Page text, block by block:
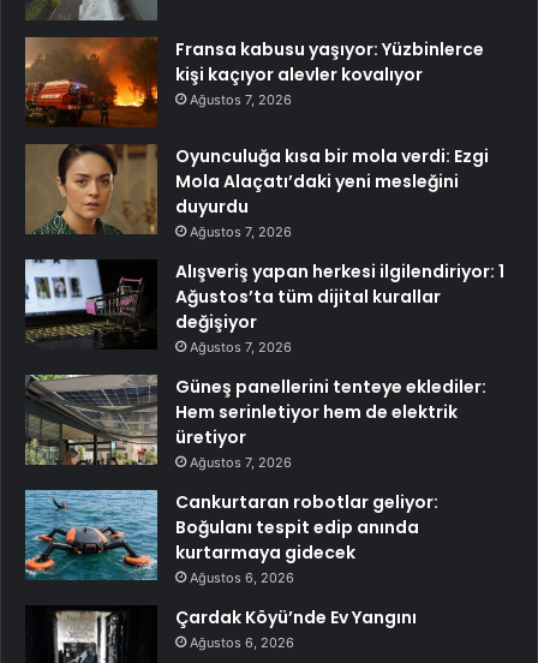
Fransa kabusu yaşıyor: Yüzbinlerce
kişi kaçıyor alevler kovalıyor
Ağustos 7, 2026
Oyunculuğa kısa bir mola verdi: Ezgi
Mola Alaçatı’daki yeni mesleğini
duyurdu
Ağustos 7, 2026
Alışveriş yapan herkesi ilgilendiriyor: 1
Ağustos’ta tüm dijital kurallar
değişiyor
Ağustos 7, 2026
Güneş panellerini tenteye eklediler:
Hem serinletiyor hem de elektrik
üretiyor
Ağustos 7, 2026
Cankurtaran robotlar geliyor:
Boğulanı tespit edip anında
kurtarmaya gidecek
Ağustos 6, 2026
Çardak Köyü’nde Ev Yangını
Ağustos 6, 2026